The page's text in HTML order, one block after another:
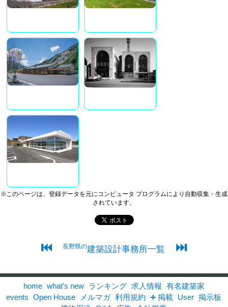
※このページは、登録データを元にコンピュータ プログラムにより自動収集・生成
されています。
⏮ 長野県の建築設計事務所一覧 ⏭
home what's new ランキング 求人情報 有名建築家
events
Open House メルマガ 利用規約 ➕ 掲載 User 掲示板